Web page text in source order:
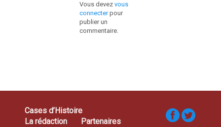
Vous devez vous
connecterpour
publier un
commentaire.
Cases d’Histoire
La rédaction
Partenaires